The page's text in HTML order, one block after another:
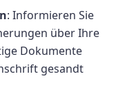
: Informieren Sie
über Ihre
Dokumente
gesandt